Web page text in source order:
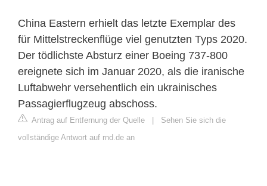
China Eastern erhielt das letzte Exemplar des
für Mittelstreckenflüge viel genutzten Typs 2020.
Der tödlichste Absturz einer Boeing 737-800
ereignete sich im Januar 2020, als die iranische
Luftabwehr versehentlich ein ukrainisches
Passagierflugzeug abschoss.
Antrag auf Entfernung der Quelle | Sehen Sie sich die
vollständige Antwort auf rnd.de an